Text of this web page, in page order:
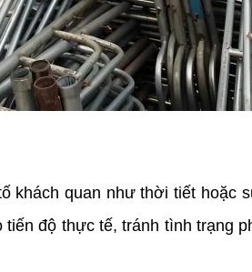
quan như thời tiết hoặc
độ thực tế, tránh tình trạng